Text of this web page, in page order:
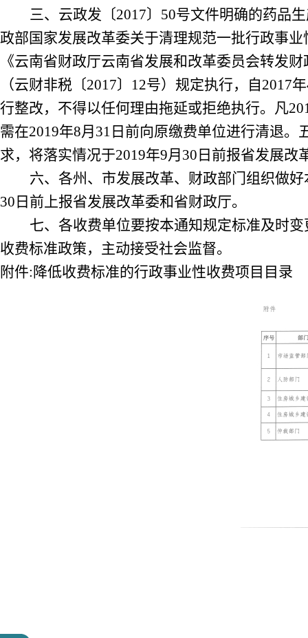
三、云政发〔2017〕 50号文件明确的药品
政部国家发展改革委关于清理规范一批行政事
《云南省财政厅云南省发展和改革委员会转发财
（云财非税 〔2017〕 12号） 规定执行，自2017年
行整改，不得以任何理由拖延或拒绝执行。凡
需在2019年8月 31 日前向原缴费单位进行清退
求，将落实情况于2019年9月 30 日前报省发展改
六、各州、市发展改革、财政部门组织做
30 日前上报省发展改革委和省财政厅。
七、各收费单位要按本通知规定标准及时
收费标准政策，主动接受社会监督。
附件: 降低收费标准的行政事业性收费项目目录